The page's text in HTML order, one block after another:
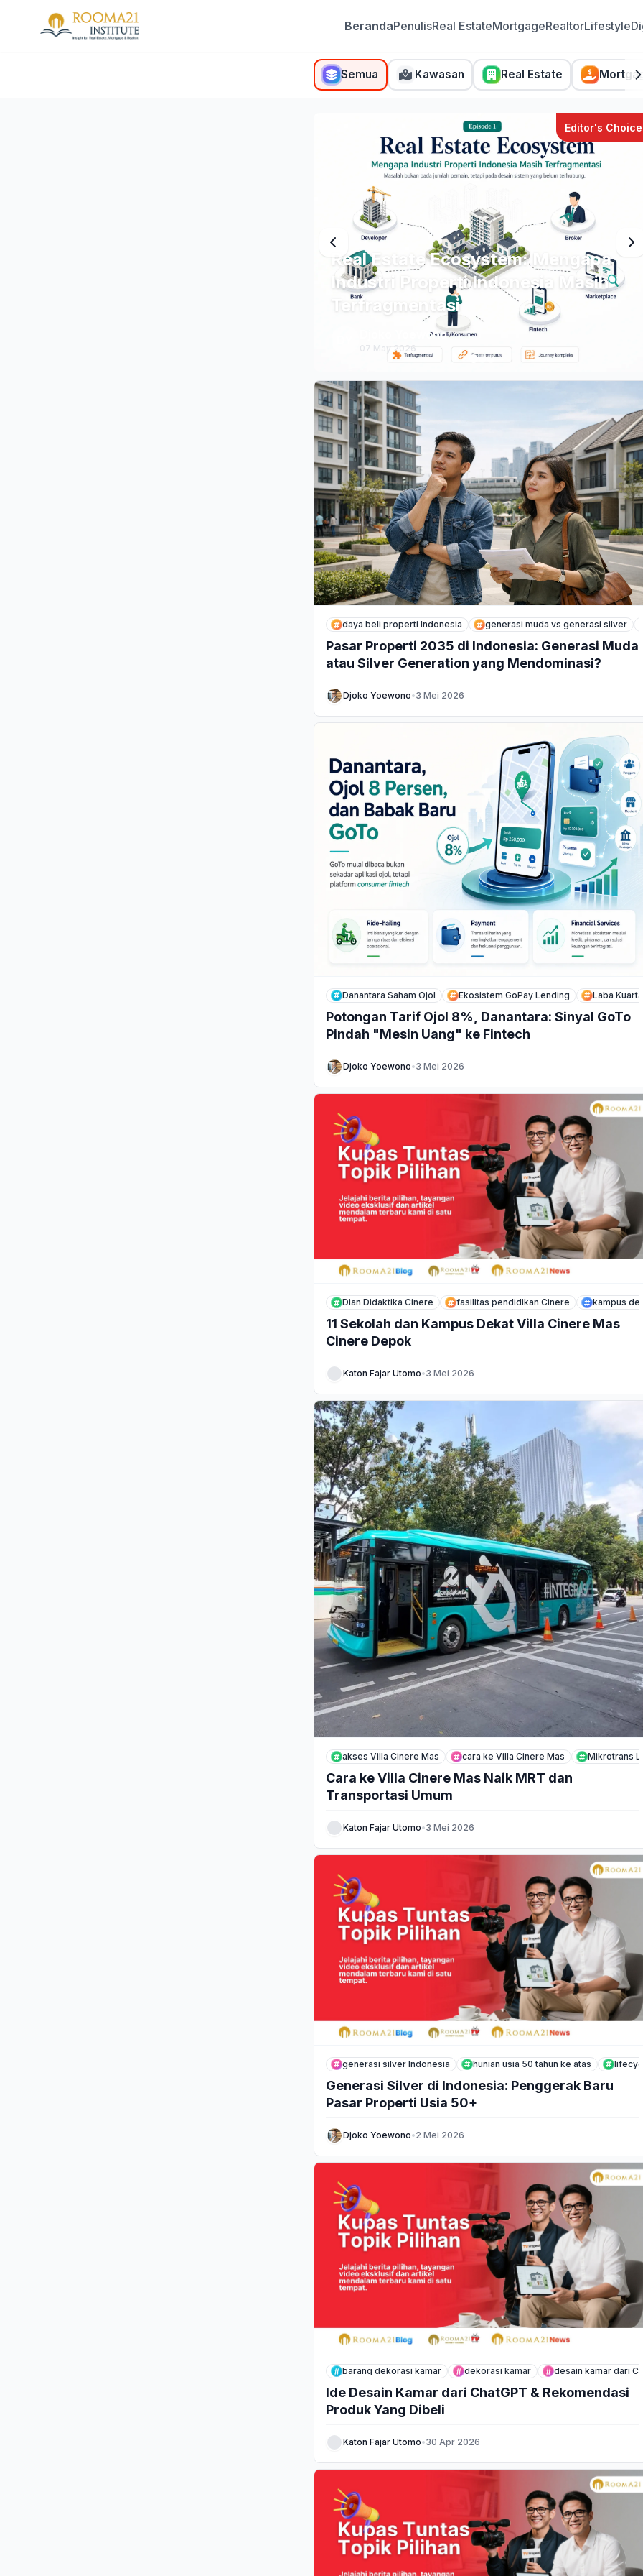
BerandaPenulisReal EstateMortgageRealtorLifestyle
Semua Kawasan Real Estate
Real Estate Ecosystem: Mengapa
Industri Properti Indonesia Masih
Dari Listing ke Ecosystem:
Bagaimana Platform Global
Mengubah Industri Properti
Djoko Yoewono
05 May 2026
daya beli properti Indonesia generasi muda vs generasi silver
Pasar Properti 2035 di Indonesia: Generasi Muda
atau Silver Generation yang Mendominasi?
Djoko Yoewono•3 Mei 2026
Danantara Saham Ojol Ekosistem GoPay Lending Laba
Potongan Tarif Ojol 8%, Danantara: Sinyal GoTo
Pindah "Mesin Uang" ke Fintech
Djoko Yoewono•3 Mei 2026
Dian Didaktika Cinere fasilitas pendidikan Cinere kampus
11 Sekolah dan Kampus Dekat Villa Cinere Mas
Cinere Depok
Katon Fajar Utomo•3 Mei 2026
akses Villa Cinere Mas cara ke Villa Cinere Mas Mikrotrans
Cara ke Villa Cinere Mas Naik MRT dan
Transportasi Umum
Katon Fajar Utomo•3 Mei 2026
generasi silver Indonesia hunian usia 50 tahun ke atas
Generasi Silver di Indonesia: Penggerak Baru
Pasar Properti Usia 50+
Djoko Yoewono•2 Mei 2026
barang dekorasi kamar dekorasi kamar desain kamar dari
Ide Desain Kamar dari ChatGPT & Rekomendasi
Produk Yang Dibeli
Katon Fajar Utomo•30 Apr 2026